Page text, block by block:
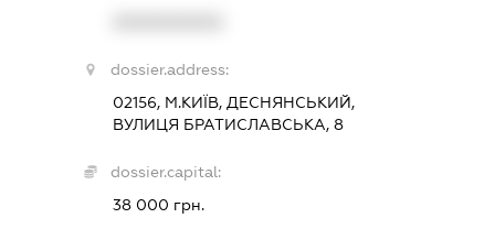
dossier.address:
02156, М.КИЇВ, ДЕСНЯНСЬКИЙ,
ВУЛИЦЯ БРАТИСЛАВСЬКА, 8
dossier.capital:
38 000 грн.